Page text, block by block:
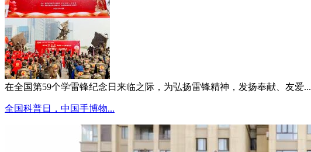
在全国第59个学雷锋纪念日来临之际，为弘扬雷锋精神，发扬奉献、友爱...
全国科普日，中国手博物...